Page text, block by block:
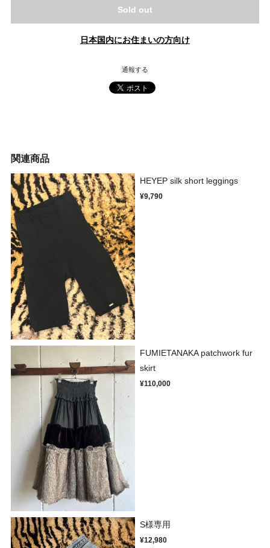
Sold out
日本国内にお住まいの方向け
通報する
関連商品
HEYEP silk short leggings
¥9,790
FUMIETANAKA patchwork fur
skirt
¥110,000
S様専用
¥12,980